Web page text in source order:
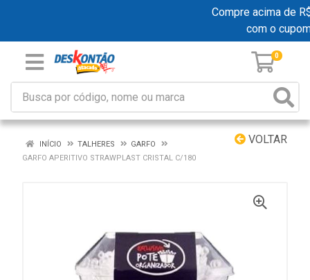
Compre acima de
com o
0
VOLTAR
INÍCIO TALHERES
GARFO
GARFO APERITIVO STRAWPLAST CRISTAL C/180